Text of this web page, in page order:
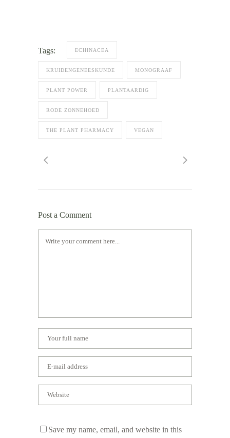
Tags: ECHINACEA
KRUIDENGENEESKUNDE MONOGRAAF
PLANT POWER PLANTAARDIG
RODE ZONNEHOED
THE PLANT PHARMACY VEGAN
Post a Comment
Save my name, email, and website in this